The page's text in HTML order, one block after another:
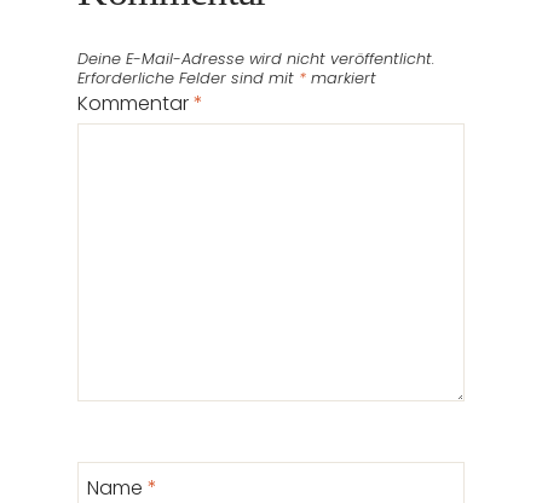
Deine E-Mail-Adresse wird nicht veröffentlicht.
Erforderliche Felder sind mit * markiert
Kommentar*
Name *